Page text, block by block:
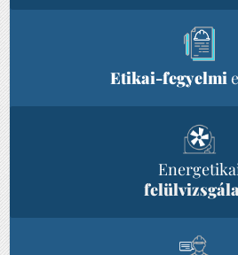
Etikai-fegyelmi